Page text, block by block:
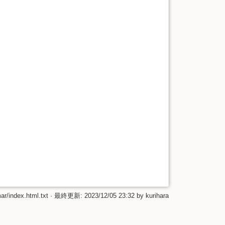
index.html.txt · 最終更新: 2023/12/05 23:32 by kurihara